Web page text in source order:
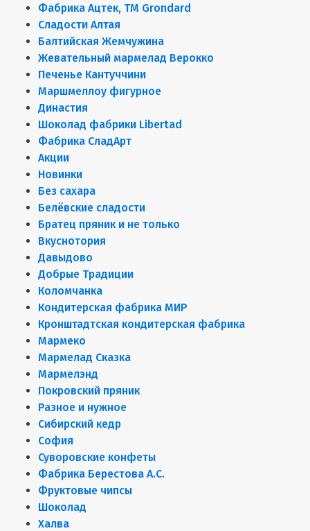
Фабрика Ацтек, ТМ Grondard
Сладости Алтая
Балтийская Жемчужина
Жевательный мармелад Верокко
Печенье Кантуччини
Маршмеллоу фигурное
Династия
Шоколад фабрики Libertad
Фабрика СладАрт
Акции
Новинки
Без сахара
Белёвские сладости
Братец пряник и не только
Вкуснотория
Давыдово
Добрые Традиции
Коломчанка
Кондитерская фабрика МИР
Кронштадтская кондитерская фабрика
Мармеко
Мармелад Сказка
Мармелэнд
Покровский пряник
Разное и нужное
Сибирский кедр
София
Суворовские конфеты
Фабрика Берестова А.С.
Фруктовые чипсы
Шоколад
Халва